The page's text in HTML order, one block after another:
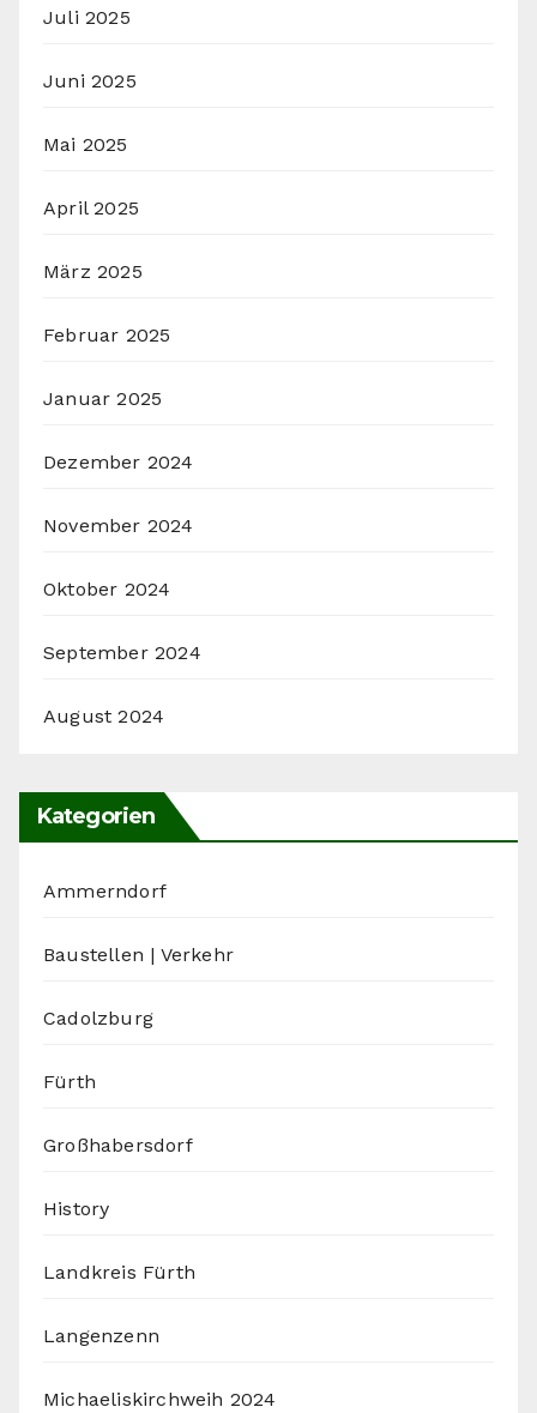
Juli 2025
Juni 2025
Mai 2025
April 2025
März 2025
Februar 2025
Januar 2025
Dezember 2024
November 2024
Oktober 2024
September 2024
August 2024
Kategorien
Ammerndorf
Baustellen | Verkehr
Cadolzburg
Fürth
Großhabersdorf
History
Landkreis Fürth
Langenzenn
Michaeliskirchweih 2024